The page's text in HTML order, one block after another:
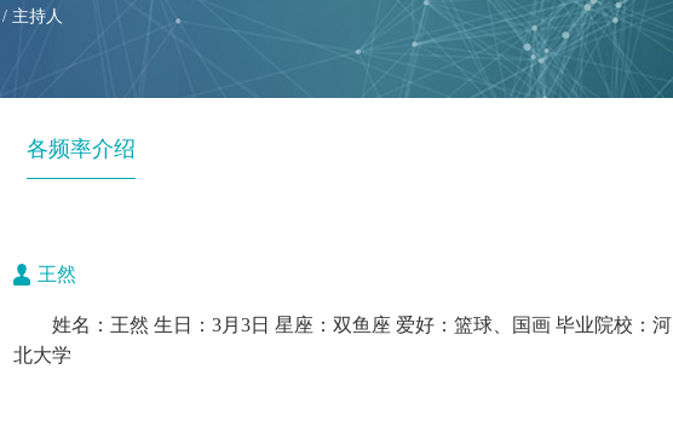
/ 主持人
各频率介绍
王然
姓名：王然 生日：3月3日 星座：双鱼座 爱好：篮球、国画 毕业院校：河
北大学